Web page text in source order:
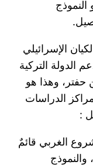
الإسرائيلي
الدولة التركية
حفتر، وهذا هو
الدراسات
:
الغربي قائمٌ